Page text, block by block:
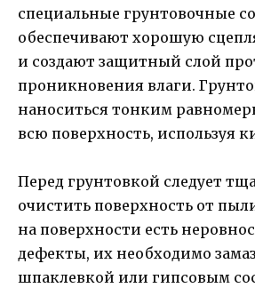
специальные грунтовочные
обеспечивают хорошую
и создают защитный слой
проникновения влаги.
наноситься тонким
всю поверхность, используя
Перед грунтовкой следует
очистить поверхность от
на поверхности есть
дефекты, их необходимо
шпаклевкой или гипсовым